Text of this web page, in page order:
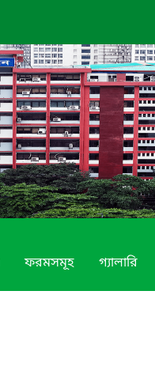
ফরমসমূহ গ্যালারি